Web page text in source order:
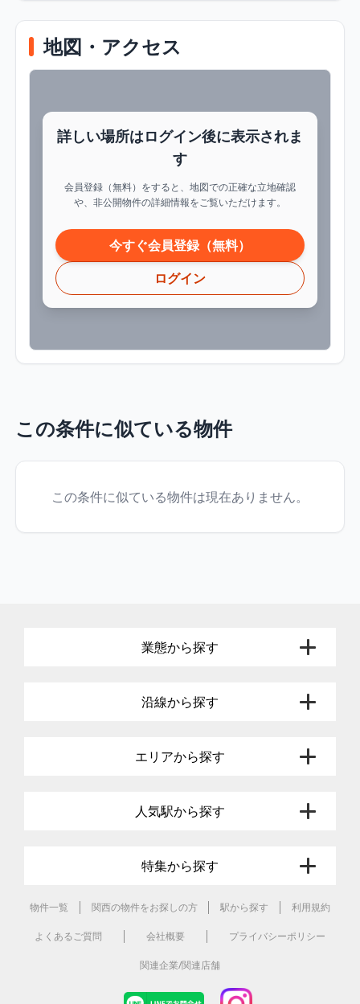
地図・アクセス
詳しい場所はログイン後に表示されま
す
会員登録（無料）をすると、地図での正確な立地確認
や、非公開物件の詳細情報をご覧いただけます。
今すぐ会員登録（無料）
ログイン
この条件に似ている物件
この条件に似ている物件は現在ありません。
業態から探す
沿線から探す
エリアから探す
人気駅から探す
特集から探す
物件一覧 関西の物件をお探しの方 駅から探す 利用規約
よくあるご質問 会社概要 プライバシーポリシー
関連企業/関連店舗